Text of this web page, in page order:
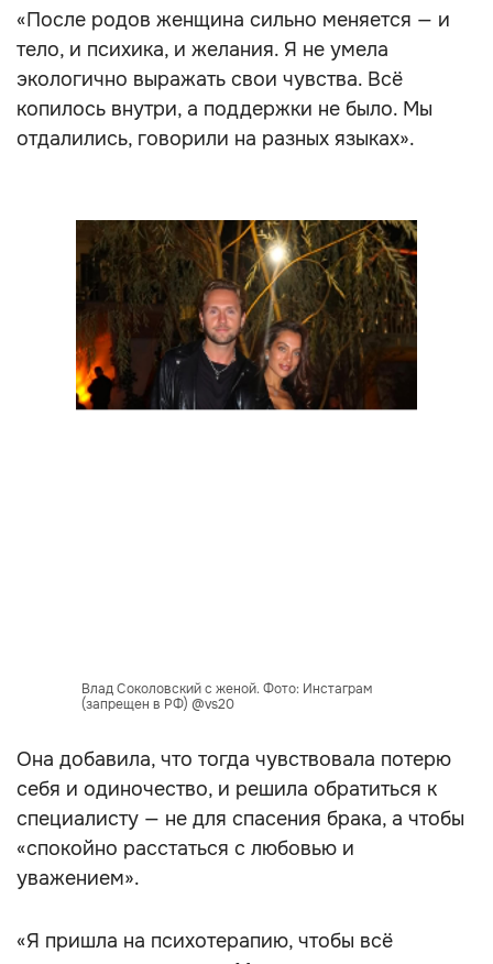
«После родов женщина сильно меняется — и
тело, и психика, и желания. Я не умела
экологично выражать свои чувства. Всё
копилось внутри, а поддержки не было. Мы
отдалились, говорили на разных языках».
Влад Соколовский с женой. Фото: Инстаграм
(запрещен в РФ) @vs20
Она добавила, что тогда чувствовала потерю
себя и одиночество, и решила обратиться к
специалисту — не для спасения брака, а чтобы
«спокойно расстаться с любовью и
уважением».
«Я пришла на психотерапию, чтобы всё